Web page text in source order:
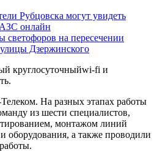
Рубцовска могут увидеть
онлайн
светофоров на пересечении
Дзержинского
круглосуточныйwi-fi и
На разных этапах работы
из шести специалистов,
монтажом линий
оборудования, а также проводили